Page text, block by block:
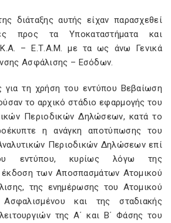
διάταξης αυτής είχαν παρασχεθεί
προς τα Υποκαταστήματα και
– Ε.Τ.Α.Μ. με τα ως άνω Γενικά
Ασφάλισης – Εσόδων.
για τη χρήση του εντύπου Βεβαίωση
το αρχικό στάδιο εφαρμογής του
Περιοδικών Δηλώσεων, κατά το
η ανάγκη αποτύπωσης του
Περιοδικών Δηλώσεων επί
εντύπου, κυρίως λόγω της
έκδοση των Αποσπασμάτων Ατομικού
της ενημέρωσης του Ατομικού
και της σταδιακής
της Α΄ και Β΄ Φάσης του